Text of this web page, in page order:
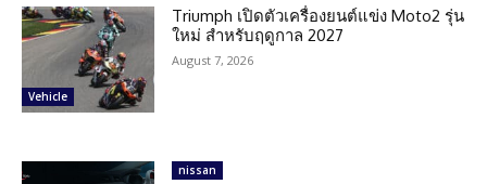
Vehicle
Triumph เปิดตัวเครื่องยนต์แข่ง Moto2 รุ่น
ใหม่ สำหรับฤดูกาล 2027
August 7, 2026
nissan